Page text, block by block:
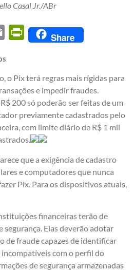
Casal Jr./ABr
Email PrintFriendly
Share
o Pix terá regras mais rígidas para
e impedir fraudes.
200 só poderão ser feitas de um
previamente cadastrados pelo
com limite diário de R$ 1 mil
que a exigência de cadastro
e computadores que nunca
Pix. Para os dispositivos atuais,
financeiras terão de
segurança. Elas deverão adotar
de fraude capazes de identificar
com o perfil do
de segurança armazenadas